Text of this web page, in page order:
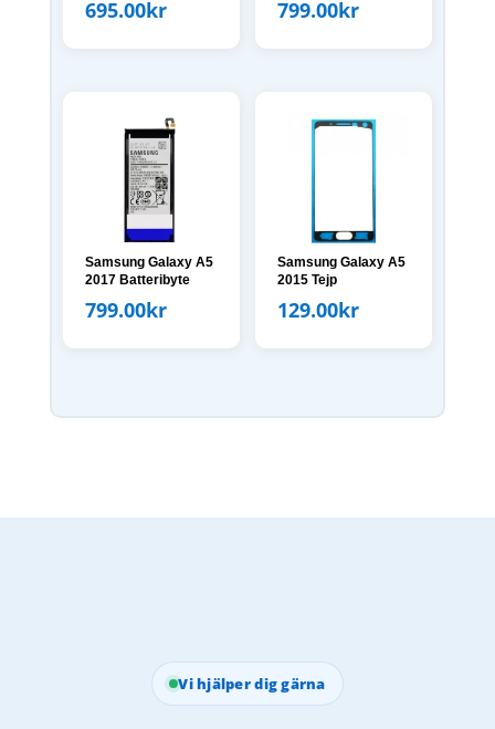
695.00kr 799.00kr
Samsung Galaxy A5
2017 Batteribyte
799.00kr
Samsung Galaxy A5
2015 Tejp
129.00kr
Vi hjälper dig gärna